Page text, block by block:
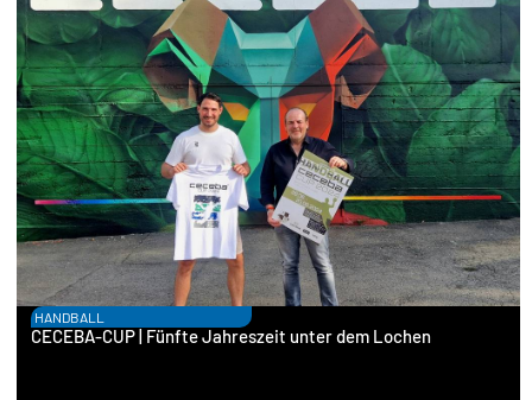
HANDBALL
CECEBA-CUP | Fünfte Jahreszeit unter dem Lochen